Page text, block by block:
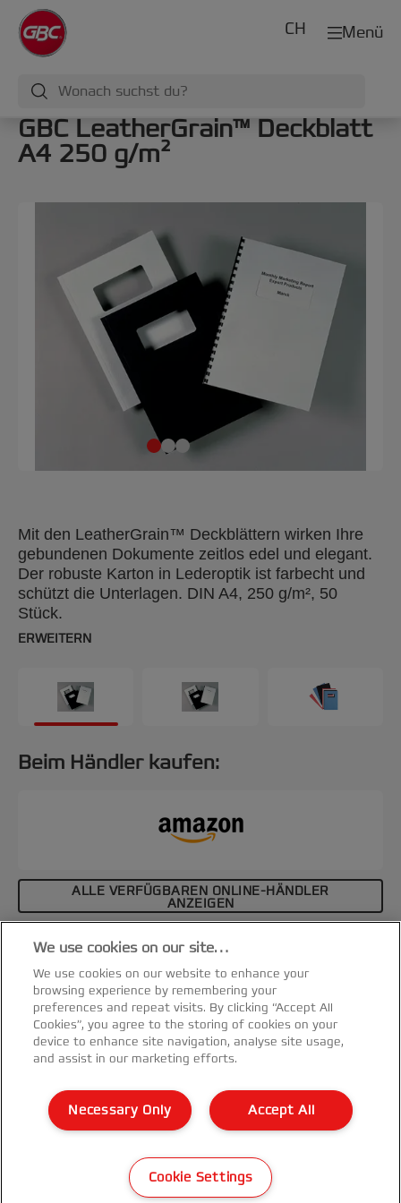
Menü
CH
GBC LeatherGrain™ Deckblatt
A4 250 g/m²
Mit den LeatherGrain™ Deckblättern wirken Ihre
gebundenen Dokumente zeitlos edel und elegant.
Der robuste Karton in Lederoptik ist farbecht und
schützt die Unterlagen. DIN A4, 250 g/m², 50
Stück.
ERWEITERN
Beim Händler kaufen:
ALLE VERFÜGBAREN ONLINE-HÄNDLER
ANZEIGEN
Spezifikationen & Merkmale
Kundenservice
Garantie Bedingungen
©2026 ACCO Brands
We use cookies on our site…
We use cookies on our website to enhance your
browsing experience by remembering your
preferences and repeat visits. By clicking “Accept All
Cookies”, you agree to the storing of cookies on your
device to enhance site navigation, analyse site usage,
and assist in our marketing efforts.
Accept All
Necessary Only
Cookie Settings